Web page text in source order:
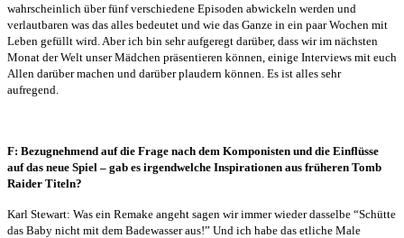
wahrscheinlich über fünf verschiedene Episoden abwickeln werden und
verlautbaren was das alles bedeutet und wie das Ganze in ein paar Wochen mit
Leben gefüllt wird. Aber ich bin sehr aufgeregt darüber, dass wir im nächsten
Monat der Welt unser Mädchen präsentieren können, einige Interviews mit euch
Allen darüber machen und darüber plaudern können. Es ist alles sehr
aufregend.
F: Bezugnehmend auf die Frage nach dem Komponisten und die Einflüsse
auf das neue Spiel – gab es irgendwelche Inspirationen aus früheren Tomb
Raider Titeln?
Karl Stewart: Was ein Remake angeht sagen wir immer wieder dasselbe “Schütte
das Baby nicht mit dem Badewasser aus!” Und ich habe das etliche Male